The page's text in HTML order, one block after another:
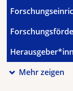
Mehr zeigen